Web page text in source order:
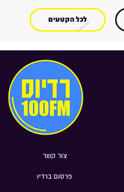
לכל הקטעים
צור קשר
פרסום ברדיו